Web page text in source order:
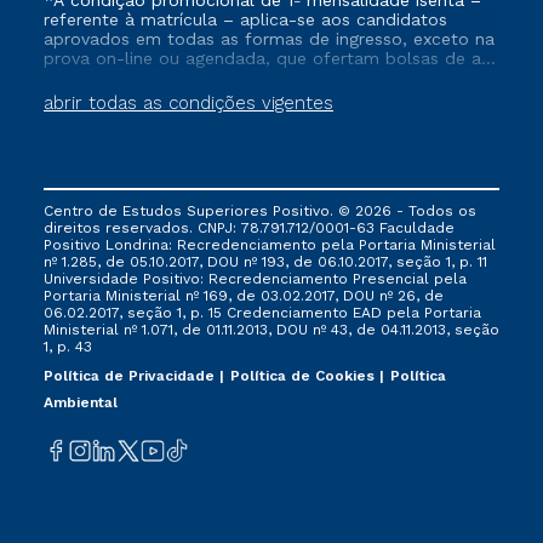
abrir todas as condições vigentes
referente à matrícula – aplica-se aos candidatos
aprovados em todas as formas de ingresso, exceto na
prova on-line ou agendada, que ofertam bolsas de até
vigente, que ainda não tenham efetivado e/ou não
tenham cancelado ou trancado sua matrícula em uma
via FIES, Prouni e outros programas governamentais, e
não se acumula com nenhuma outra campanha
ofertada pela Instituição.
Centro de Estudos Superiores Positivo. © 2026 - Todos os
direitos reservados. CNPJ: 78.791.712/0001-63 Faculdade
Positivo Londrina: Recredenciamento pela Portaria Ministerial
nº 1.285, de 05.10.2017, DOU nº 193, de 06.10.2017, seção 1, p. 11
Universidade Positivo: Recredenciamento Presencial ​pela
Portaria Ministerial nº 169, de 03.02.2017, DOU nº 26, de
06.02.2017, seção 1, p. 15 Credenciamento EAD pela Portaria
Ministerial nº 1.071, de 01.11.2013, DOU nº 43, de 04.11.2013, seção
1, p. 43
Política de Privacidade
Política de Cookies
Política
Ambiental